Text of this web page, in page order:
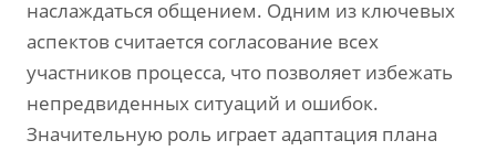
наслаждаться общением. Одним из ключевых
аспектов считается согласование всех
участников процесса, что позволяет избежать
непредвиденных ситуаций и ошибок.
Значительную роль играет адаптация плана